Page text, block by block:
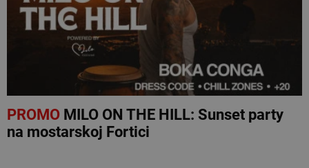
PROMOMILO ON THE HILL: Sunset party
na mostarskoj Fortici